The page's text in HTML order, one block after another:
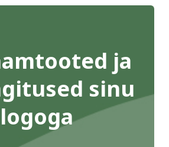
ja
sinu
logoga